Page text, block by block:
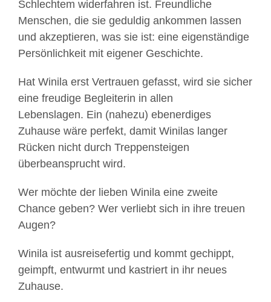
Schlechtem widerfahren ist. Freundliche
Menschen, die sie geduldig ankommen lassen
und akzeptieren, was sie ist: eine eigenständige
Persönlichkeit mit eigener Geschichte.
Hat Winila erst Vertrauen gefasst, wird sie sicher
eine freudige Begleiterin in allen
Lebenslagen. Ein (nahezu) ebenerdiges
Zuhause wäre perfekt, damit Winilas langer
Rücken nicht durch Treppensteigen
überbeansprucht wird.
Wer möchte der lieben Winila eine zweite
Chance geben? Wer verliebt sich in ihre treuen
Augen?
Winila ist ausreisefertig und kommt gechippt,
geimpft, entwurmt und kastriert in ihr neues
Zuhause.